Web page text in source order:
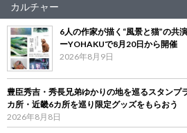
カルチャー
6人の作家が描く“風景と猫”の
ーYOHAKUで8月20日から開催
2026年8月9日
豊臣秀吉・秀長兄弟ゆかりの地を巡るスタン
カ所・近畿6カ所を巡り限定グッズをもらおう
2026年8月8日